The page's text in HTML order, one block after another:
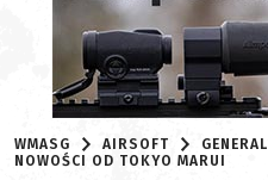
WMASG AIRSOFT
GENERAL
NOWOŚCI OD TOKYO MARUI